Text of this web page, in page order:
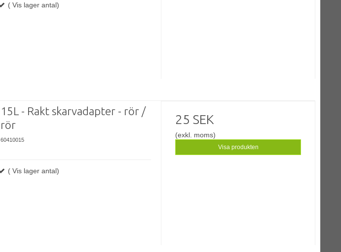
( Vis lager antal)
15L - Rakt skarvadapter - rör /
rör
60410015
( Vis lager antal)
25 SEK
(exkl. moms)
Visa produkten